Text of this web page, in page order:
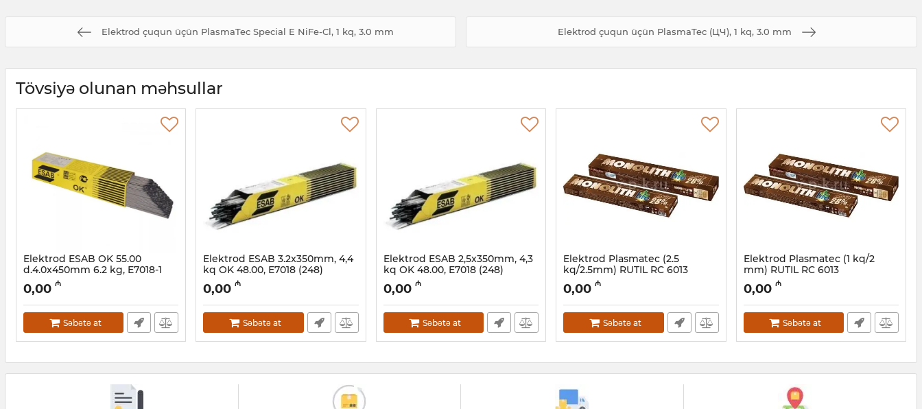
Elektrod çuqun üçün PlasmaTec Special E NiFe-Cl, 1 kq, 3.0 mm Elektrod çuqun üçün PlasmaTec (ЦЧ), 1 kq, 3.0 mm
Tövsiyə olunan məhsullar
Elektrod ESAB OK 55.00
d.4.0x450mm 6.2 kg, E7018-1
Artikul:
0,00 ₼
Səbətə at
Elektrod ESAB 3.2x350mm, 4,4
kq OK 48.00, E7018 (248)
Artikul: 03002030
0,00 ₼
Səbətə at
Elektrod ESAB 2,5x350mm, 4,3
kq OK 48.00, E7018 (248)
Artikul: 03002031
0,00 ₼
Səbətə at
Elektrod Plasmatec (2.5
kq/2.5mm) RUTIL RC 6013
Artikul: 003002003
0,00 ₼
Səbətə at
Elektrod Plasmatec (1 kq/2
mm) RUTIL RC 6013
Artikul: 003002001
0,00 ₼
Səbətə at